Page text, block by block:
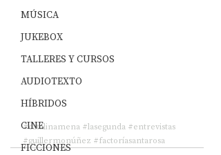
MÚSICA
JUKEBOX
TALLERES Y CURSOS
AUDIOTEXTO
HÍBRIDOS
CINE
FICCIONES
#catalinamena #lasegunda #entrevistas
#guillermonúñez #factoríasantarosa